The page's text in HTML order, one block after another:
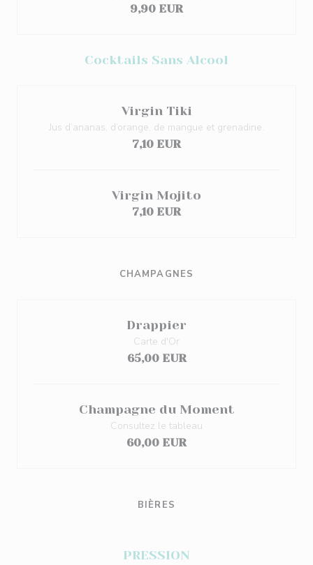
9,90 EUR
Cocktails Sans Alcool
Virgin Tiki
Jus d’ananas, d’orange, de mangue et grenadine.
7,10 EUR
Virgin Mojito
7,10 EUR
CHAMPAGNES
Drappier
Carte d'Or
65,00 EUR
Champagne du Moment
Consultez le tableau
60,00 EUR
BIÈRES
PRESSION